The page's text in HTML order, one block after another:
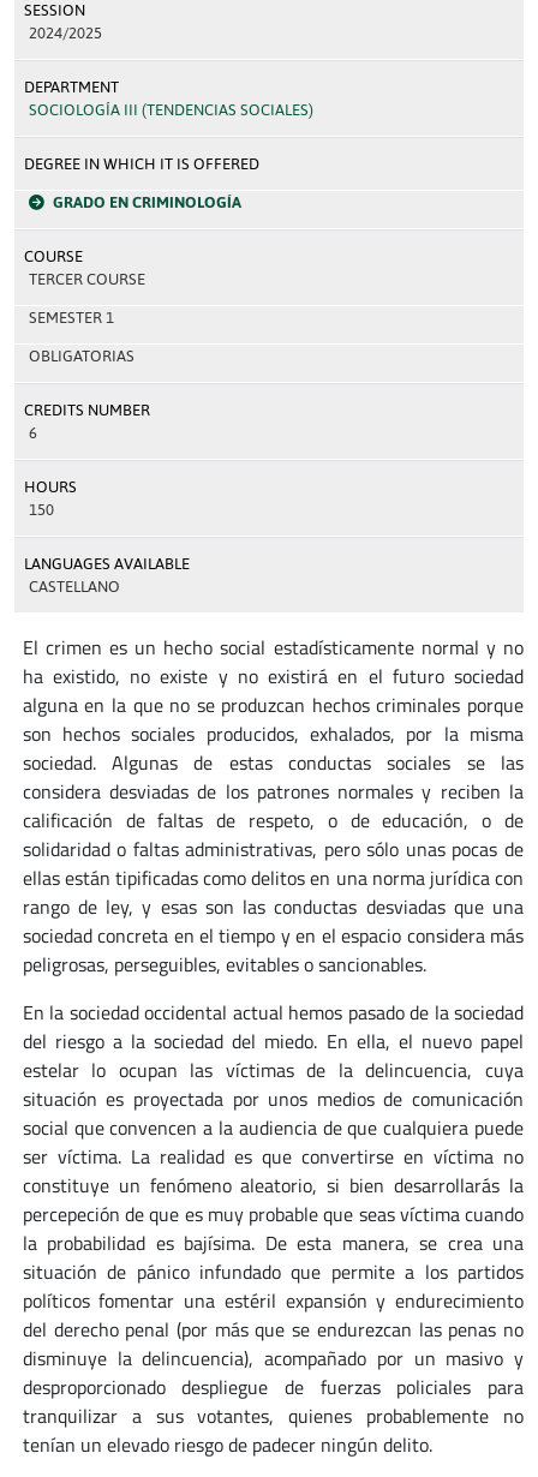
SESSION
2024/2025
DEPARTMENT
SOCIOLOGÍA III (TENDENCIAS SOCIALES)
DEGREE IN WHICH IT IS OFFERED
GRADO EN CRIMINOLOGÍA
COURSE
TERCER COURSE
SEMESTER 1
OBLIGATORIAS
CREDITS NUMBER
6
HOURS
150
LANGUAGES AVAILABLE
CASTELLANO
El crimen es un hecho social estadísticamente normal y no
ha existido, no existe y no existirá en el futuro sociedad
alguna en la que no se produzcan hechos criminales porque
son hechos sociales producidos, exhalados, por la misma
sociedad. Algunas de estas conductas sociales se las
considera desviadas de los patrones normales y reciben la
calificación de faltas de respeto, o de educación, o de
solidaridad o faltas administrativas, pero sólo unas pocas de
ellas están tipificadas como delitos en una norma jurídica con
rango de ley, y esas son las conductas desviadas que una
sociedad concreta en el tiempo y en el espacio considera más
peligrosas, perseguibles, evitables o sancionables.
En la sociedad occidental actual hemos pasado de la sociedad
del riesgo a la sociedad del miedo. En ella, el nuevo papel
estelar lo ocupan las víctimas de la delincuencia, cuya
situación es proyectada por unos medios de comunicación
social que convencen a la audiencia de que cualquiera puede
ser víctima. La realidad es que convertirse en víctima no
constituye un fenómeno aleatorio, si bien desarrollarás la
percepeción de que es muy probable que seas víctima cuando
la probabilidad es bajísima. De esta manera, se crea una
situación de pánico infundado que permite a los partidos
políticos fomentar una estéril expansión y endurecimiento
del derecho penal (por más que se endurezcan las penas no
disminuye la delincuencia), acompañado por un masivo y
desproporcionado despliegue de fuerzas policiales para
tranquilizar a sus votantes, quienes probablemente no
tenían un elevado riesgo de padecer ningún delito.